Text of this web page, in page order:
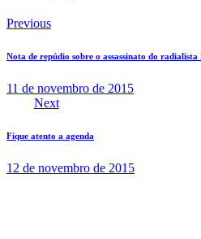
Previous
Nota de repúdio sobre o assassinato do radialista
11 de novembro de 2015
Next
Fique atento a agenda
12 de novembro de 2015